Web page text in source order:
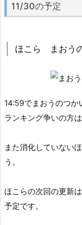
11/30の予定
ほこら まおう
14:59でまおうのつか
ランキング争いの方
また消化していない
う。
ほこらの次回の更新
予定です。